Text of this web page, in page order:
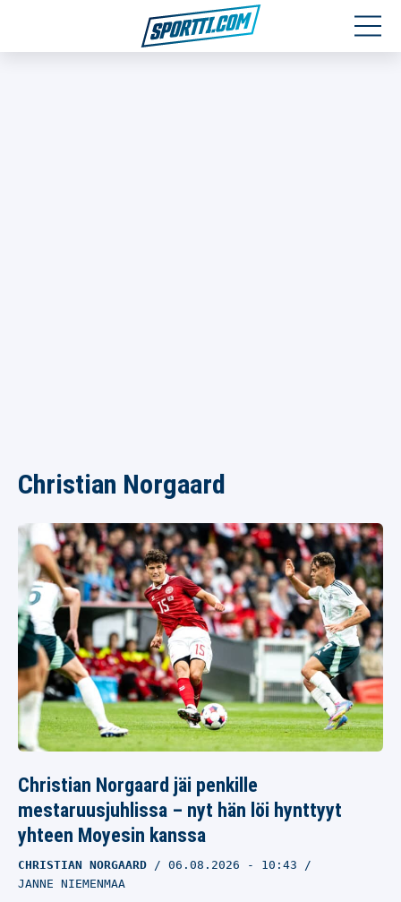
Christian Norgaard
Christian Norgaard jäi penkille
mestaruusjuhlissa – nyt hän löi hynttyyt
yhteen Moyesin kanssa
CHRISTIAN NORGAARD 06.08.2026 - 10:43
JANNE NIEMENMAA